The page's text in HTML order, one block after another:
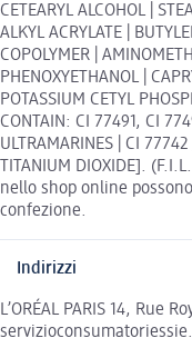
CETEARYL ALCOHOL |
ALKYL ACRYLATE |
COPOLYMER |
PHENOXYETHANOL |
POTASSIUM CETYL
CONTAIN: CI 77491, CI
ULTRAMARINES | CI
TITANIUM DIOXIDE].
nello shop online
confezione.
Indirizzi
L’ORÉAL PARIS 14, Rue